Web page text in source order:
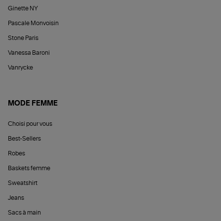
Ginette NY
Pascale Monvoisin
Stone Paris
Vanessa Baroni
Vanrycke
MODE FEMME
Choisi pour vous
Best-Sellers
Robes
Baskets femme
Sweatshirt
Jeans
Sacs à main